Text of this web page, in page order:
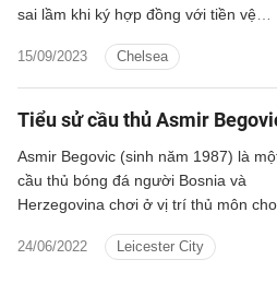
15/09/2023 Chelsea
sai lầm khi ký hợp đồng với tiền vệ
Tiểu sử cầu thủ Asmir
24/06/2022 Leicester City
Asmir Begovic (sinh năm 1987) là
cầu thủ bóng đá người Bosnia và
Herzegovina chơi ở vị trí thủ môn cho
Anh.